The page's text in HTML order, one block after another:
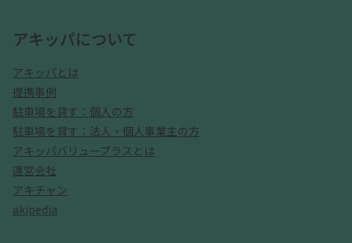
アキッパについて
アキッパとは
提携事例
駐車場を貸す：個人の方
駐車場を貸す：法人・個人事業主の方
アキッパバリュープラスとは
運営会社
アキチャン
akipedia